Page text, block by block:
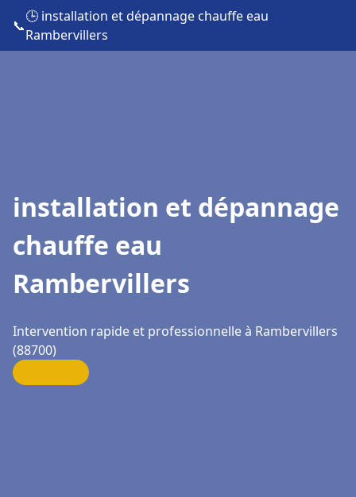
📞
🕒 installation et dépannage chauffe eau
Rambervillers
installation et dépannage
chauffe eau
Rambervillers
Intervention rapide et professionnelle à Rambervillers
(88700)